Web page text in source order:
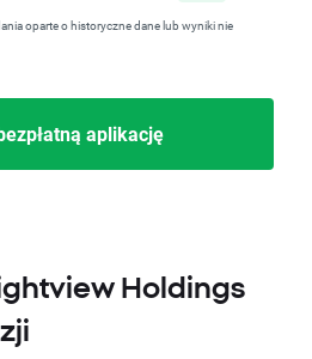
oparte o historyczne dane lub wyniki nie
aplikację
Holdings